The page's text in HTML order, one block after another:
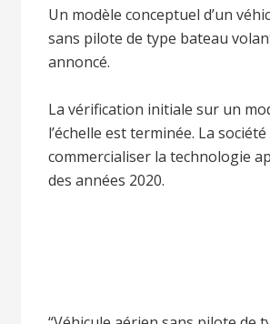
Un modèle conceptuel d’un
sans pilote de type bateau
annoncé.
La vérification initiale sur un
l’échelle est terminée. La société
commercialiser la technologie
des années 2020.